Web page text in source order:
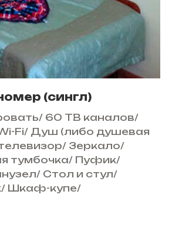
(сингл)
/ 60 ТВ каналов/
Fi/ Душ (либо душевая
/ Зеркало/
тумбочка/ Пуфик/
/ Стол и стул/
/ Шкаф-купе/